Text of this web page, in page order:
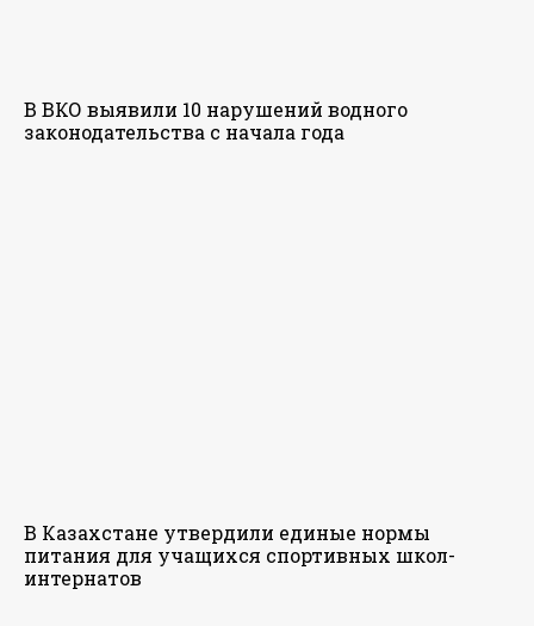
В ВКО выявили 10 нарушений водного
законодательства с начала года
В Казахстане утвердили единые нормы
питания для учащихся спортивных школ-
интернатов